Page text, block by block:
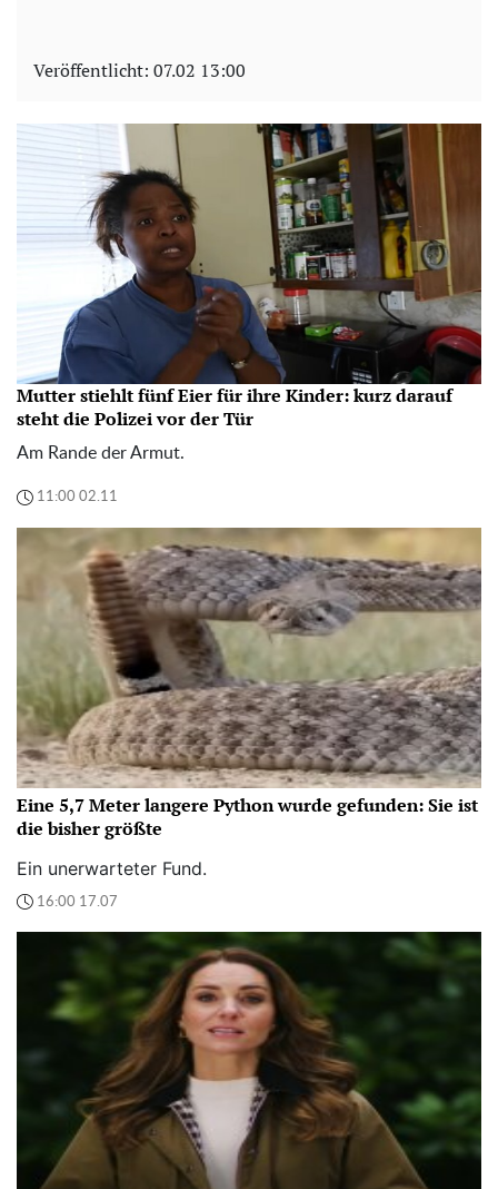
Veröffentlicht: 07.02 13:00
Mutter stiehlt fünf Eier für ihre Kinder: kurz darauf
steht die Polizei vor der Tür
Am Rande der Armut.
11:00 02.11
Eine 5,7 Meter langere Python wurde gefunden: Sie ist
die bisher größte
Ein unerwarteter Fund.
16:00 17.07